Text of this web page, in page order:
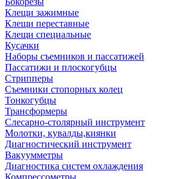
Клещи зажимные
Клещи переставные
Клещи специальные
Кусачки
Наборы съемников и пассатижей
Пассатижи и плоскогубцы
Стрипперы
Съемники стопорных колец
Тонкогубцы
Трансформеры
Слесарно-столярный инструмент
Молотки, кувалды,киянки
Диагностический инструмент
Вакуумметры
Диагностика систем охлаждения
Компрессометры